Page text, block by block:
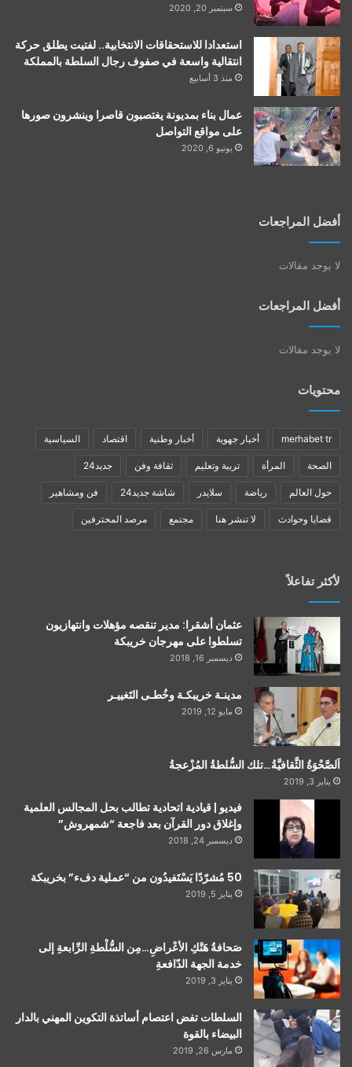
سبتمبر 20, 2020
استعدادا للاستحقاقات الانتخابية.. لفتيت يطلق حركة
انتقالية واسعة في صفوف رجال السلطة بالمملكة
منذ 3 أسابيع
عمال بناء بمديونة يغتصبون قاصرا وينشرون صورها
على مواقع التواصل
يونيو 6, 2020
أفضل المراجعات
لا يوجد مقالات
أفضل المراجعات
لا يوجد مقالات
محتويات
merhabet tr أخبار جهوية أخبار وطنية اقتصاد السياسية
الصحة المرأة تربية وتعليم ثقافة وفن جديد24
حول العالم رياضة سلايدر شاشة جديد24 فن ومشاهير
قضايا وحوادث لا تنشر هنا مجتمع مرصد المحترفين
لأكثر تفاعلاً
عثمان أشقرا: مدير تنقصه مؤهلات وانتهازيون
تسلطوا على مهرجان خريبكة
ديسمبر 16, 2018
مدينـة خريبكـة وخُطـى التَغييـر
مايو 12, 2019
اَلصَّحْوَةُ الثَّقافيَّةُ…تلك السُّلطةُ المُزْعجةُ
يناير 3, 2019
فيديو | قيادية اتحادية تطالب بحل المجالس العلمية
وإغلاق دور القرآن بعد فاجعة “شمهروش”
ديسمبر 24, 2018
50 مُشرّدًا يَسْتَفيدُون من “عملية دفء” بخريبكة
يناير 5, 2019
صَحافةُ هَتْكِ الأعْراضِ…مِن السُّلْطةِ الرِّابعةِ إلى
خدمة الجهة الدّافعةِ
يناير 3, 2019
السلطات تفض اعتصام أساتذة التكوين المهني بالدار
البيضاء بالقوة
مارس 26, 2019